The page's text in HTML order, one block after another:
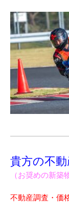
貴方の不
（お奨めの新築
不動産調査・価